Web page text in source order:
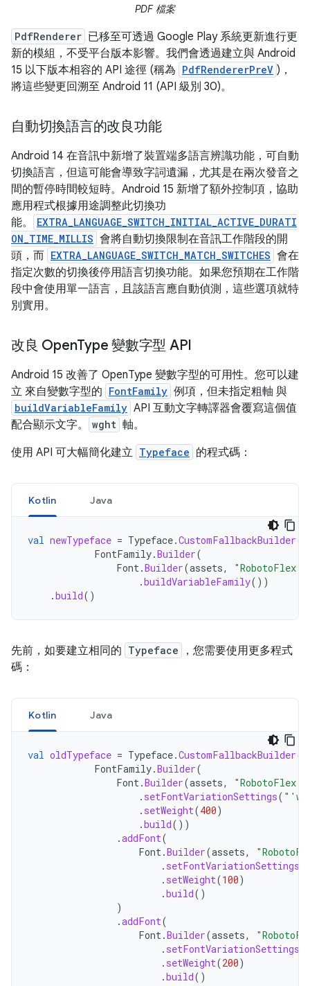
PDF 檔案
PdfRenderer 已移至可透過 Google Play 系統更新進行更
新的模組，不受平台版本影響。我們會透過建立與 Android
15 以下版本相容的 API 途徑 (稱為 PdfRendererPreV )，
將這些變更回溯至 Android 11 (API 級別 30)。
自動切換語言的改良功能
Android 14 在音訊中新增了裝置端多語言辨識功能，可自動
切換語言，但這可能會導致字詞遺漏，尤其是在兩次發音之
間的暫停時間較短時。Android 15 新增了額外控制項，協助
應用程式根據用途調整此切換功
能。
EXTRA_LANGUAGE_SWITCH_INITIAL_ACTIVE_DURATI
ON_TIME_MILLIS 會將自動切換限制在音訊工作階段的開
頭，而 EXTRA_LANGUAGE_SWITCH_MATCH_SWITCHES 會在
指定次數的切換後停用語言切換功能。如果您預期在工作階
段中會使用單一語言，且該語言應自動偵測，這些選項就特
別實用。
改良 OpenType 變數字型 API
Android 15 改善了 OpenType 變數字型的可用性。您可以建
立 來自變數字型的 FontFamily 例項，但未指定粗軸 與
buildVariableFamily API 互動文字轉譯器會覆寫這個值
配合顯示文字。
wght 軸。
使用 API 可大幅簡化建立 Typeface 的程式碼：
Kotlin Java
val newTypeface = Typeface.CustomFallbackBuilder(
FontFamily.Builder(
Font.Builder(assets,
.buildVariableFamily())
.build()
先前，如要建立相同的 Typeface
，您需要使用更多程式
碼：
Kotlin Java
val oldTypeface = Typeface.CustomFallbackBuilder(
FontFamily.Builder(
Font.Builder(assets,
. setFontVariationSettings(
. setWeight(400)
.build())
.addFont(
Font.Builder(assets,
. setFontVariationSettings
. setWeight(100)
.build()
)
.addFont(
Font.Builder(assets,
. setFontVariationSettings
. setWeight(200)
.build()